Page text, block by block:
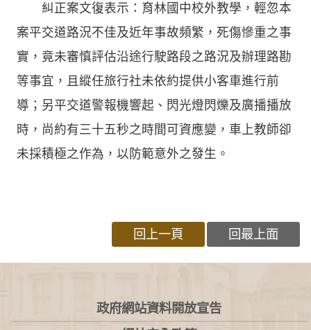
糾正案文復表示：育林國中校外教學，輕忽本
案平交道路況不佳及近年事故頻繁，死傷慘重之事
實，竟未審慎評估沿途行駛路段之路況及辦理路勘
等事宜，且縱任旅行社未依約提供小客車進行前
導；另平交道警報機響起、閃光燈閃爍及廣播播放
時，尚約有三十五秒之時間可資應變，車上教師卻
未採積極之作為，以防範意外之發生。
回上一頁 回最上面
:::
政府網站資料開放宣告